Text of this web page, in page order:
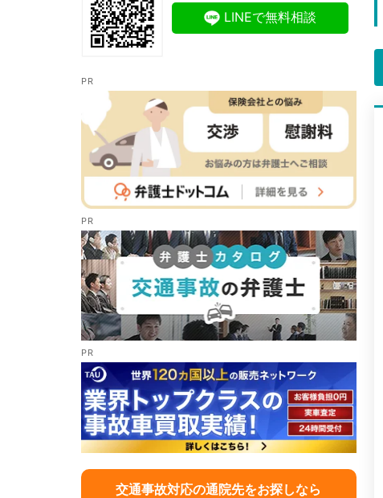
LINEで無料相談
交通事故対応の通院先をお探しなら